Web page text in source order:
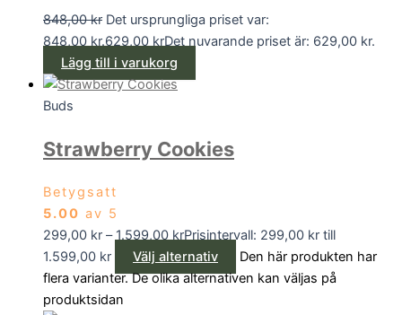
848,00kr Det ursprungliga priset var:
848,00 kr.629,00 krDet nuvarande priset är: 629,00 kr.
Lägg till i varukorg
Buds
Strawberry Cookies
Betygsatt
5.00 av 5
299,00 kr – 1.599,00 krPrisintervall: 299,00 kr till
1.599,00 kr
Välj alternativ
Den här produkten har
flera varianter. De olika alternativen kan väljas på
produktsidan